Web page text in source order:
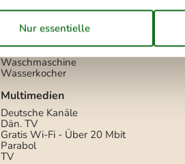
Abzugshaube
Kaffeemaschine
Mikrowelle
Waschmaschine
Wasserkocher
Multimedien
Deutsche Kanäle
Dän. TV
Gratis Wi-Fi - Über 20 Mbit
Parabol
TV